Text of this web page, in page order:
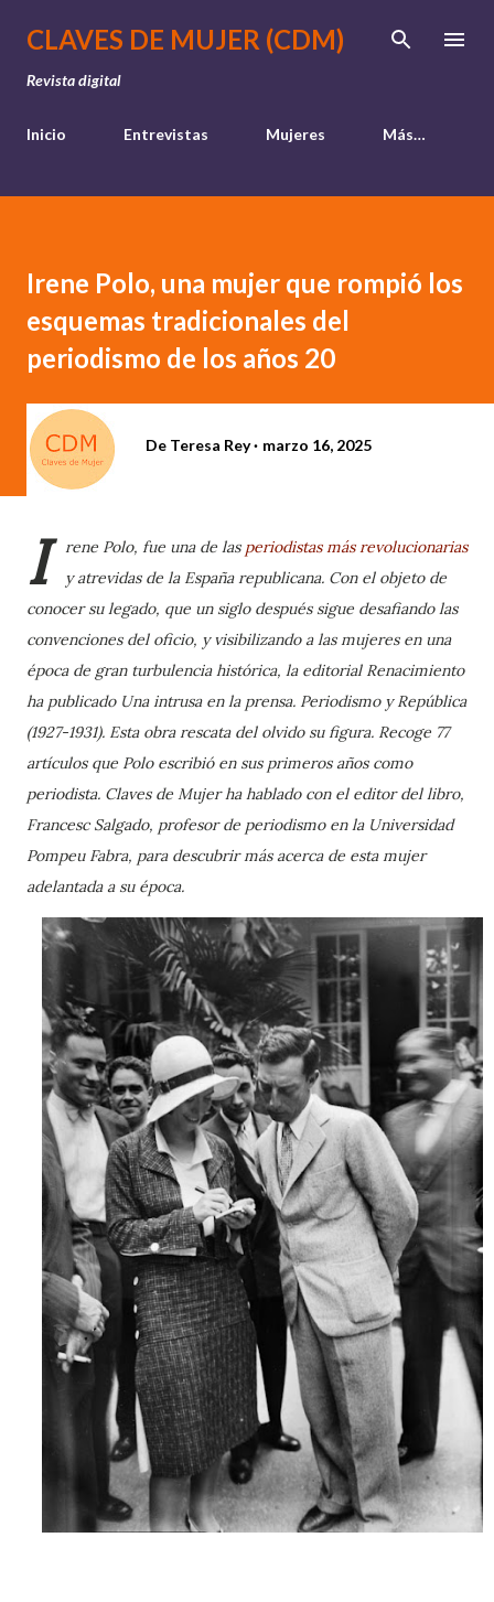
Ir al contenido principal
CLAVES DE MUJER (CDM)
Revista digital
Inicio Entrevistas Mujeres Más…
Irene Polo, una mujer que rompió los
esquemas tradicionales del
periodismo de los años 20
De Teresa Rey marzo 16, 2025
I rene Polo, fue una de lasperiodistas más revolucionarias
y atrevidas de la España republicana. Con el objeto de
conocer su legado, que un siglo después sigue desafiando las
convenciones del oficio, y visibilizando a las mujeres en una
época de gran turbulencia histórica, la editorial Renacimiento
ha publicado Una intrusa en la prensa. Periodismo y República
(1927-1931). Esta obra rescata del olvido su figura. Recoge 77
artículos que Polo escribió en sus primeros años como
periodista. Claves de Mujer ha hablado con el editor del libro,
Francesc Salgado, profesor de periodismo en la Universidad
Pompeu Fabra, para descubrir más acerca de esta mujer
adelantada a su época.